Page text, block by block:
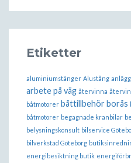
Etiketter
aluminiumstänger Alustång
arbete på väg återvinna
båtmotorer båttillbehör borås
båtmotorer begagnade kranbilar
belysningskonsult bilservice
bilverkstad Göteborg
energibesiktning butik